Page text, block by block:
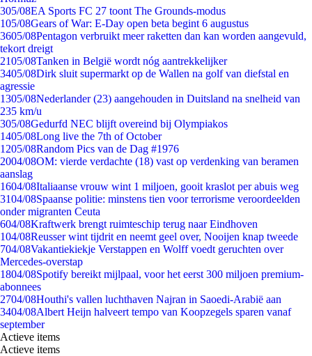
305/08EA Sports FC 27 toont The Grounds-modus
105/08Gears of War: E-Day open beta begint 6 augustus
3605/08Pentagon verbruikt meer raketten dan kan worden aangevuld,
tekort dreigt
2105/08Tanken in België wordt nóg aantrekkelijker
3405/08Dirk sluit supermarkt op de Wallen na golf van diefstal en
agressie
1305/08Nederlander (23) aangehouden in Duitsland na snelheid van
235 km/u
305/08Gedurfd NEC blijft overeind bij Olympiakos
1405/08Long live the 7th of October
1205/08Random Pics van de Dag #1976
2004/08OM: vierde verdachte (18) vast op verdenking van beramen
aanslag
1604/08Italiaanse vrouw wint 1 miljoen, gooit kraslot per abuis weg
3104/08Spaanse politie: minstens tien voor terrorisme veroordeelden
onder migranten Ceuta
604/08Kraftwerk brengt ruimteschip terug naar Eindhoven
104/08Reusser wint tijdrit en neemt geel over, Nooijen knap tweede
704/08Vakantiekiekje Verstappen en Wolff voedt geruchten over
Mercedes-overstap
1804/08Spotify bereikt mijlpaal, voor het eerst 300 miljoen premium-
abonnees
2704/08Houthi's vallen luchthaven Najran in Saoedi-Arabië aan
3404/08Albert Heijn halveert tempo van Koopzegels sparen vanaf
september
Actieve items
Actieve items